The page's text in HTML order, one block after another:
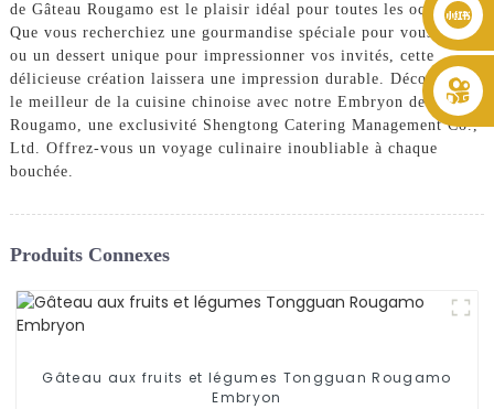
de Gâteau Rougamo est le plaisir idéal pour toutes les occasions.
Que vous recherchiez une gourmandise spéciale pour vous-même
ou un dessert unique pour impressionner vos invités, cette
délicieuse création laissera une impression durable. Découvrez
le meilleur de la cuisine chinoise avec notre Embryon de Gâteau
Rougamo, une exclusivité Shengtong Catering Management Co.,
Ltd. Offrez-vous un voyage culinaire inoubliable à chaque
bouchée.
Produits Connexes
Gâteau aux fruits et légumes Tongguan Rougamo
Embryon